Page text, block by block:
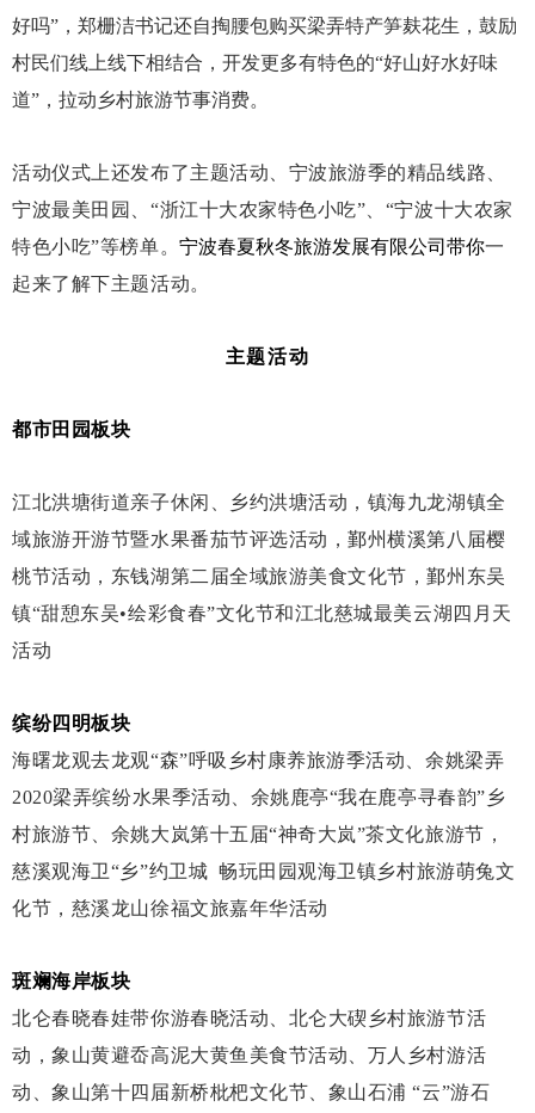
好吗”，郑栅洁书记还自掏腰包购买梁弄特产笋麸花生，鼓励
村民们线上线下相结合，开发更多有特色的“好山好水好味
道”，拉动乡村旅游节事消费。
活动仪式上还发布了主题活动、宁波旅游季的精品线路、
宁波最美田园、 “浙江十大农家特色小吃”、“宁波十大农家
特色小吃”等榜单。宁波春夏秋冬旅游发展有限公司带你一
起来了解下主题活动。
主题活动
都市田园板块
江北洪塘街道亲子休闲、乡约洪塘活动，镇海九龙湖镇全
域旅游开游节暨水果番茄节评选活动，鄞州横溪第八届樱
桃节活动，东钱湖第二届全域旅游美食文化节，鄞州东吴
镇“甜憩东吴•绘彩食春”文化节和江北慈城最美云湖四月天
活动
缤纷四明板块
海曙龙观去龙观“森”呼吸乡村康养旅游季活动、余姚梁弄
2020梁弄缤纷水果季活动、余姚鹿亭“我在鹿亭寻春韵”乡
村旅游节、余姚大岚第十五届“神奇大岚”茶文化旅游节，
慈溪观海卫“乡”约卫城 畅玩田园观海卫镇乡村旅游萌兔文
化节，慈溪龙山徐福文旅嘉年华活动
斑斓海岸板块
北仑春晓春娃带你游春晓活动、北仑大碶乡村旅游节活
动，象山黄避岙高泥大黄鱼美食节活动、万人乡村游活
动、象山第十四届新桥枇杷文化节、象山石浦 “云”游石